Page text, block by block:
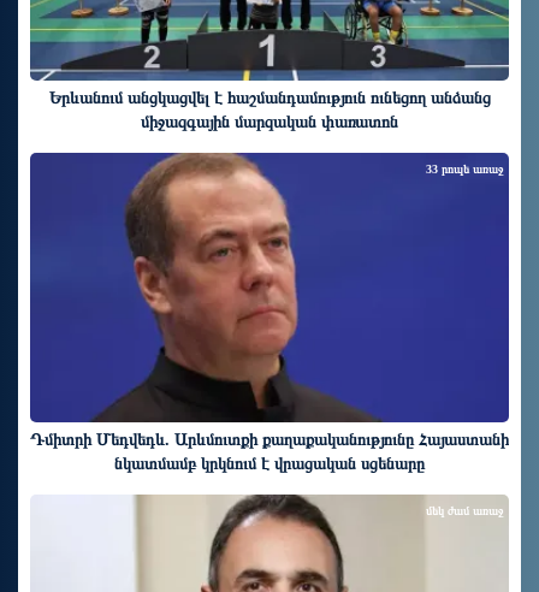
Երևանում անցկացվել է հաշմանդամություն ունեցող անձանց
միջազգային մարզական փառատոն
Դմիտրի Մեդվեդև. Արևմուտքի քաղաքականությունը Հայաստանի
նկատմամբ կրկնում է վրացական սցենարը
33 րոպե առաջ
մեկ ժամ առաջ